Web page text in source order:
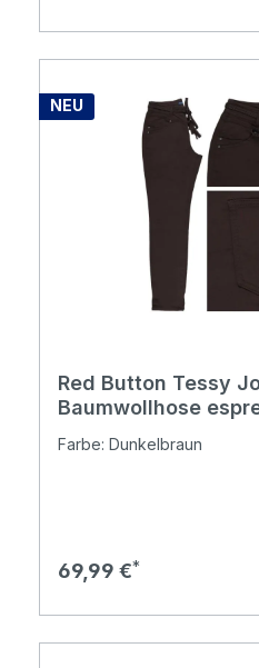
NEU
Red Button Tessy
Baumwollhose
Farbe: Dunkelbraun
Regulärer Preis:
69,99 €